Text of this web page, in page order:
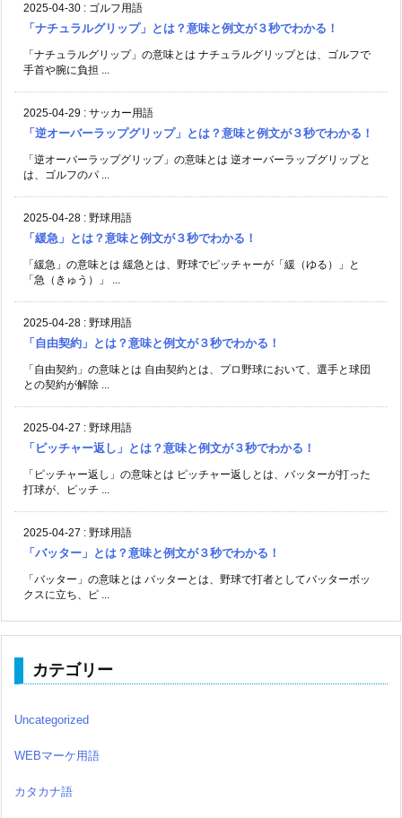
2025-04-30 : ゴルフ用語
「ナチュラルグリップ」とは？意味と例文が３秒でわかる！
「ナチュラルグリップ」の意味とは ナチュラルグリップとは、ゴルフで
手首や腕に負担 ...
2025-04-29 : サッカー用語
「逆オーバーラップグリップ」とは？意味と例文が３秒でわかる！
「逆オーバーラップグリップ」の意味とは 逆オーバーラップグリップと
は、ゴルフのパ ...
2025-04-28 : 野球用語
「緩急」とは？意味と例文が３秒でわかる！
「緩急」の意味とは 緩急とは、野球でピッチャーが「緩（ゆる）」と
「急（きゅう）」 ...
2025-04-28 : 野球用語
「自由契約」とは？意味と例文が３秒でわかる！
「自由契約」の意味とは 自由契約とは、プロ野球において、選手と球団
との契約が解除 ...
2025-04-27 : 野球用語
「ピッチャー返し」とは？意味と例文が３秒でわかる！
「ピッチャー返し」の意味とは ピッチャー返しとは、バッターが打った
打球が、ピッチ ...
2025-04-27 : 野球用語
「バッター」とは？意味と例文が３秒でわかる！
「バッター」の意味とは バッターとは、野球で打者としてバッターボッ
クスに立ち、ピ ...
カテゴリー
Uncategorized
WEBマーケ用語
カタカナ語